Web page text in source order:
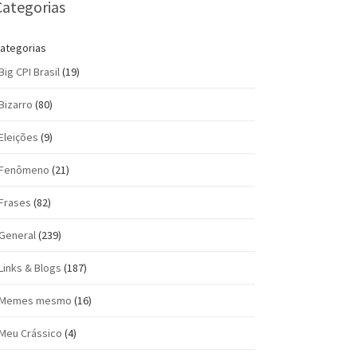
CPI Brasil(19)
(80)
(9)
(21)
(82)
(239)
& Blogs (187)
mesmo (16)
Crássico (4)